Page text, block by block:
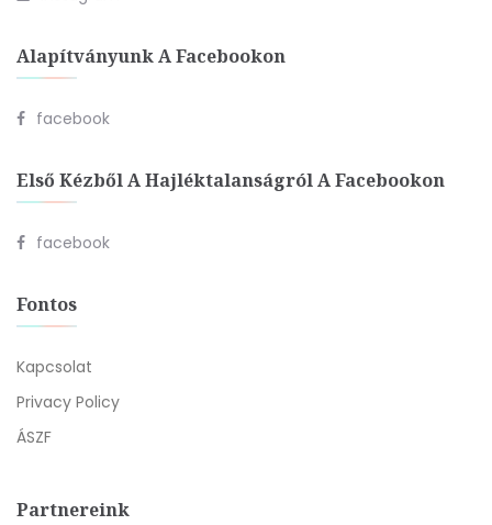
Alapítványunk A Facebookon
facebook
Első Kézből A Hajléktalanságról A Facebookon
facebook
Fontos
Kapcsolat
Privacy Policy
ÁSZF
Partnereink